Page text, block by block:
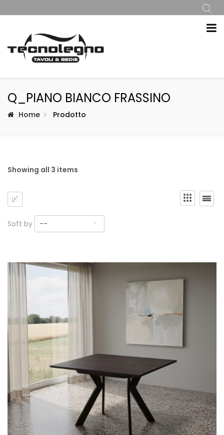
Q_PIANO BIANCO FRASSINO
Home Prodotto
Showing all 3 items
Soft by --